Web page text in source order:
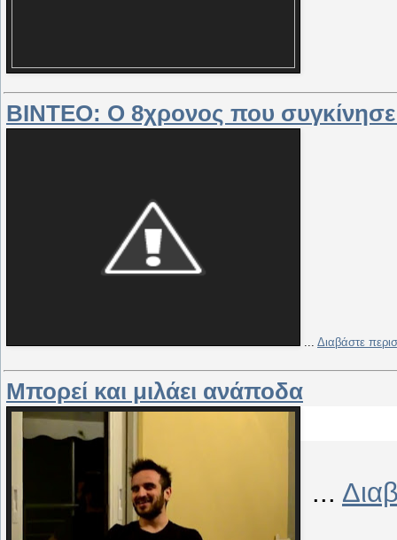
ΒΙΝΤΕΟ: Ο 8χρονος που συγκίνησε
... Διαβάστε
Μπορεί και μιλάει ανάποδα
...